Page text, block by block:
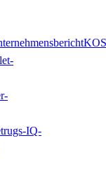
IQ-